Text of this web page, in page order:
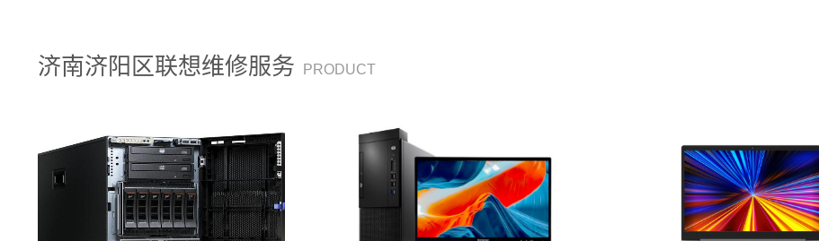
济南济阳区联想维修服务 PRODUCT